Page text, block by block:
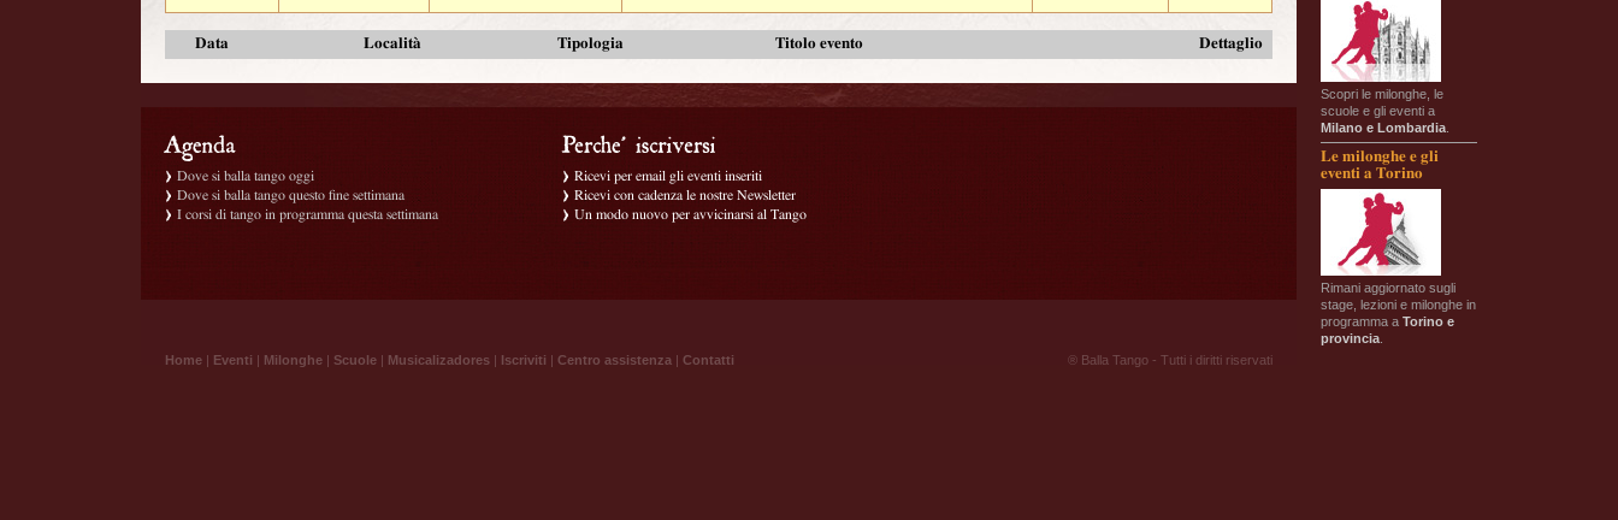
Scopri le milonghe, le
scuole e gli eventi a
Milano e Lombardia
Le milonghe e gli
eventi a Torino
Rimani aggiornato sugli
stage, lezioni e milonghe in
programma a Torino e
provincia
Data Località Tipologia Titolo evento Dettaglio
Dove si balla tango oggi
Dove si balla tango questo fine settimana
I corsi di tango in programma questa settimana
Ricevi per email gli eventi inseriti
Ricevi con cadenza le nostre Newsletter
Un modo nuovo per avvicinarsi al Tango
Home | Eventi | Milonghe | Scuole | Musicalizadores | Iscriviti | Centro assistenza | Contatti ® Balla Tango - Tutti i diritti riservati